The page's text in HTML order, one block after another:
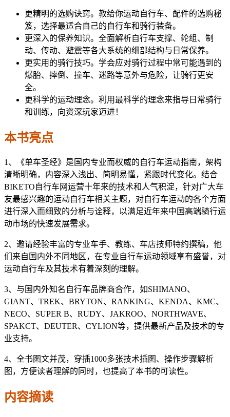
更精明的选购诀窍。教给你运动自行车、配件的选购秘
笈，选择最适合自己的自行车和骑行装备。
更深入的保养知识。全面解析自行车支撑、轮组、制
动、传动、避震等各大系统的细部结构与日常保养。
更实用的骑行技巧。学会应对骑行过程中常可能遇到的
爆胎、摔倒、撞车、迷路等意外与危险，让骑行更安
全。
更科学的运动理念。利用最科学的理念来指导日常骑行
和训练，向资深玩家迈进！
本书亮点
1、《单车圣经》是国内专业而权威的自行车运动指南，架构
清晰明确，内容深入浅出、简明易懂，紧跟时代变化。结合
BIKETO自行车网运营十年来的技术和人气积淀，针对广大车
友最感兴趣的运动自行车相关主题，对自行车运动的各个方面
进行深入而细致的分析与诠释，以满足近年来中国高端骑行运
动市场的快速发展需求。
2、邀请经验丰富的专业车手、教练、车店技师特约撰稿，他
们来自国内外不同地区，在专业自行车运动领域享有盛誉，对
运动自行车及其技术有着深刻的理解。
3、与国内外知名自行车品牌商合作，如SHIMANO、
GIANT、TREK、BRYTON、RANKING、KENDA、KMC、
NECO、SUPER B、RUDY、JAKROO、NORTHWAVE、
SPAKCT、DEUTER、CYLION等，提供最新产品及技术的专
业支持。
4、全书图文并茂，穿插1000多张技术插图、操作步骤解析
图，方便读者理解的同时，也提高了本书的可读性。
内容摘读